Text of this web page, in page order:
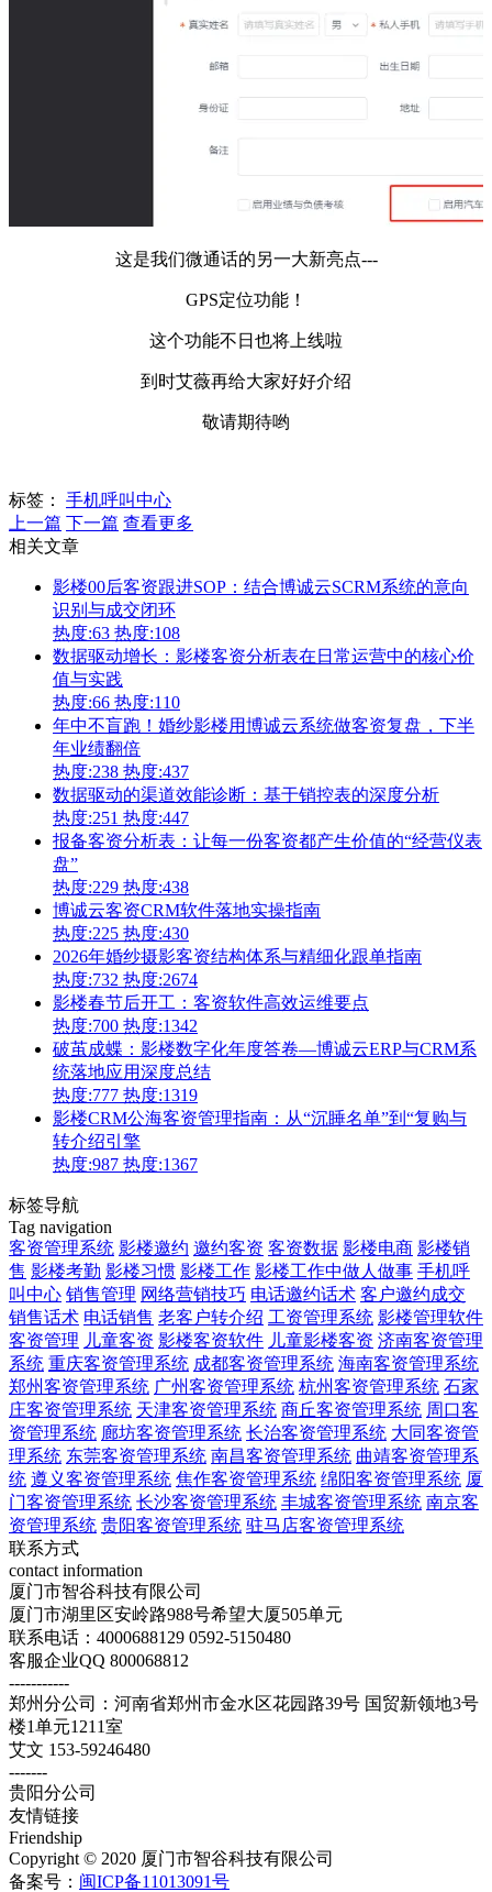
这是我们微通话的另一大新亮点---
GPS定位功能！
这个功能不日也将上线啦
到时艾薇再给大家好好介绍
敬请期待哟
标签： 手机呼叫中心
上一篇 下一篇 查看更多
相关文章
影楼00后客资跟进SOP：结合博诚云SCRM系统的意向
识别与成交闭环
热度:63 热度:108
数据驱动增长：影楼客资分析表在日常运营中的核心价
值与实践
热度:66 热度:110
年中不盲跑！婚纱影楼用博诚云系统做客资复盘，下半
年业绩翻倍
热度:238 热度:437
数据驱动的渠道效能诊断：基于销控表的深度分析
热度:251 热度:447
报备客资分析表：让每一份客资都产生价值的“经营仪表
盘”
热度:229 热度:438
博诚云客资CRM软件落地实操指南
热度:225 热度:430
2026年婚纱摄影客资结构体系与精细化跟单指南
热度:732 热度:2674
影楼春节后开工：客资软件高效运维要点
热度:700 热度:1342
破茧成蝶：影楼数字化年度答卷—博诚云ERP与CRM系
统落地应用深度总结
热度:777 热度:1319
影楼CRM公海客资管理指南：从“沉睡名单”到“复购与
转介绍引擎
热度:987 热度:1367
标签导航
Tag navigation
客资管理系统 影楼邀约 邀约客资 客资数据 影楼电商 影楼销
售 影楼考勤 影楼习惯 影楼工作 影楼工作中做人做事 手机呼
叫中心 销售管理 网络营销技巧 电话邀约话术 客户邀约成交
销售话术 电话销售 老客户转介绍 工资管理系统 影楼管理软件
客资管理 儿童客资 影楼客资软件 儿童影楼客资 济南客资管理
系统 重庆客资管理系统 成都客资管理系统 海南客资管理系统
郑州客资管理系统 广州客资管理系统 杭州客资管理系统 石家
庄客资管理系统 天津客资管理系统 商丘客资管理系统 周口客
资管理系统 廊坊客资管理系统 长治客资管理系统 大同客资管
理系统 东莞客资管理系统 南昌客资管理系统 曲靖客资管理系
统 遵义客资管理系统 焦作客资管理系统 绵阳客资管理系统 厦
门客资管理系统 长沙客资管理系统 丰城客资管理系统 南京客
资管理系统 贵阳客资管理系统 驻马店客资管理系统
联系方式
contact information
厦门市智谷科技有限公司
厦门市湖里区安岭路988号希望大厦505单元
联系电话：4000688129 0592-5150480
客服企业QQ 800068812
-----------
郑州分公司：河南省郑州市金水区花园路39号 国贸新领地3号
楼1单元1211室
艾文 153-59246480
-------
贵阳分公司
友情链接
Friendship
Copyright © 2020 厦门市智谷科技有限公司
备案号： 闽ICP备11013091号